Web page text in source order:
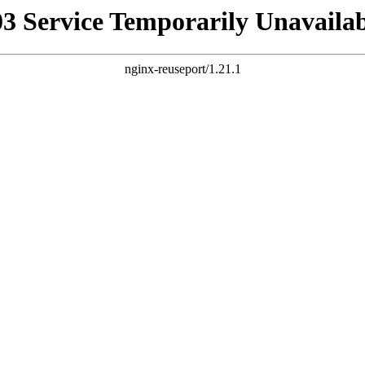
Service Temporarily
nginx-reuseport/1.21.1